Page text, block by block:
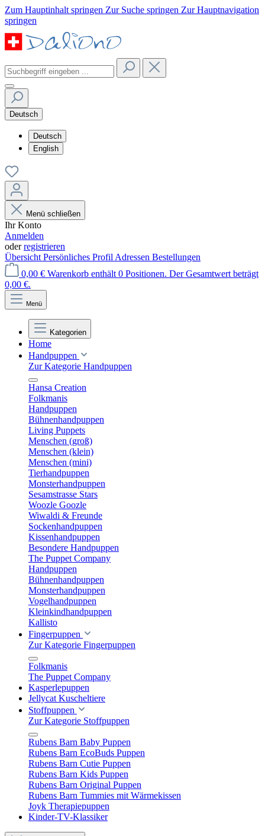
Zum Hauptinhalt springen Zur Suche springen Zur Hauptnavigation
springen
Deutsch
Deutsch
English
Menü schließen
Ihr Konto
Anmelden
oderregistrieren
Übersicht Persönliches Profil Adressen Bestellungen
0,00 € Warenkorb enthält 0 Positionen. Der Gesamtwert beträgt
0,00 €.
Menü
Kategorien
Home
Handpuppen
Zur Kategorie Handpuppen
Hansa Creation
Folkmanis
Handpuppen
Bühnenhandpuppen
Living Puppets
Menschen (groß)
Menschen (klein)
Menschen (mini)
Tierhandpuppen
Monsterhandpuppen
Sesamstrasse Stars
Woozle Goozle
Wiwaldi & Freunde
Sockenhandpuppen
Kissenhandpuppen
Besondere Handpuppen
The Puppet Company
Handpuppen
Bühnenhandpuppen
Monsterhandpuppen
Vogelhandpuppen
Kleinkindhandpuppen
Kallisto
Fingerpuppen
Zur Kategorie Fingerpuppen
Folkmanis
The Puppet Company
Kasperlepuppen
Jellycat Kuscheltiere
Stoffpuppen
Zur Kategorie Stoffpuppen
Rubens Barn Baby Puppen
Rubens Barn EcoBuds Puppen
Rubens Barn Cutie Puppen
Rubens Barn Kids Puppen
Rubens Barn Original Puppen
Rubens Barn Tummies mit Wärmekissen
Joyk Therapiepuppen
Kinder-TV-Klassiker